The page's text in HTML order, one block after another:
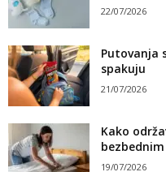
22/07/2026
Putovanja
spakuju
21/07/2026
Kako
19/07/2026